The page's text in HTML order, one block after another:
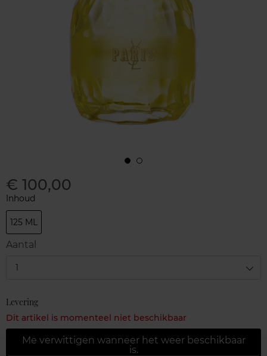
€ 100,00
Inhoud
125 ML
Aantal
1
Levering
Dit artikel is momenteel niet beschikbaar
Me verwittigen wanneer het weer beschikbaar
is.